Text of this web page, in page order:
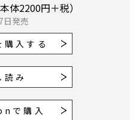
体2200円＋税）
日発売
購入する
読み
で購入